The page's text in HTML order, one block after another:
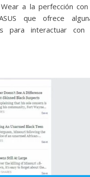
a la perfección con
que ofrece
para interactuar con